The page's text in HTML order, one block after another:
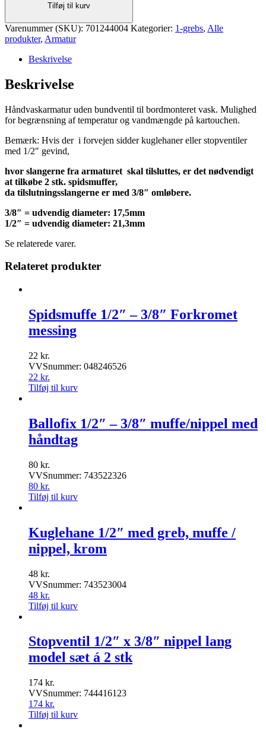
høj
model
Tilføj til kurv
Varenummer (SKU): 701244004 Kategorier: 1-grebs, Alle
produkter, Armatur
Beskrivelse
Beskrivelse
Håndvaskarmatur uden bundventil til bordmonteret vask. Mulighed
for begrænsning af temperatur og vandmængde på kartouchen.
Bemærk: Hvis der i forvejen sidder kuglehaner eller stopventiler
med 1/2″ gevind,
hvor slangerne fra armaturet skal tilsluttes, er det nødvendigt
at tilkøbe 2 stk. spidsmuffer,
da tilslutningsslangerne er med 3/8″ omløbere.
3/8″ = udvendig diameter: 17,5mm
1/2″ = udvendig diameter: 21,3mm
Se relaterede varer.
Relateret produkter
Spidsmuffe 1/2″ – 3/8″ Forkromet
messing
22 kr.
VVSnummer: 048246526
22 kr.
Tilføj til kurv
Ballofix 1/2″ – 3/8″ muffe/nippel med
håndtag
80 kr.
VVSnummer: 743522326
80 kr.
Tilføj til kurv
Kuglehane 1/2″ med greb, muffe /
nippel, krom
48 kr.
VVSnummer: 743523004
48 kr.
Tilføj til kurv
Stopventil 1/2″ x 3/8″ nippel lang
model sæt á 2 stk
174 kr.
VVSnummer: 744416123
174 kr.
Tilføj til kurv